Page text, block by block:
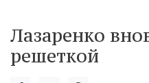
Лазаренко
решеткой